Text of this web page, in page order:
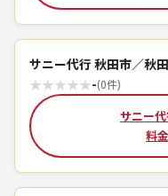
サニー代行 秋田市／秋
★★★★★-(0件)
サニー
料